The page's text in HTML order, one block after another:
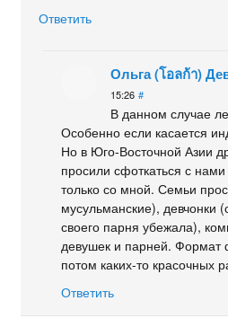
Ответить
Ольга (โอลก้า)
15:26 #
В данном случае
Особенно если касается
Но в Юго-Восточной Азии
просили сфоткаться с
только со мной. Семьи
мусульманские), девчонки
своего парня убежала),
девушек и парней. Формат
потом каких-то красочных
Ответить